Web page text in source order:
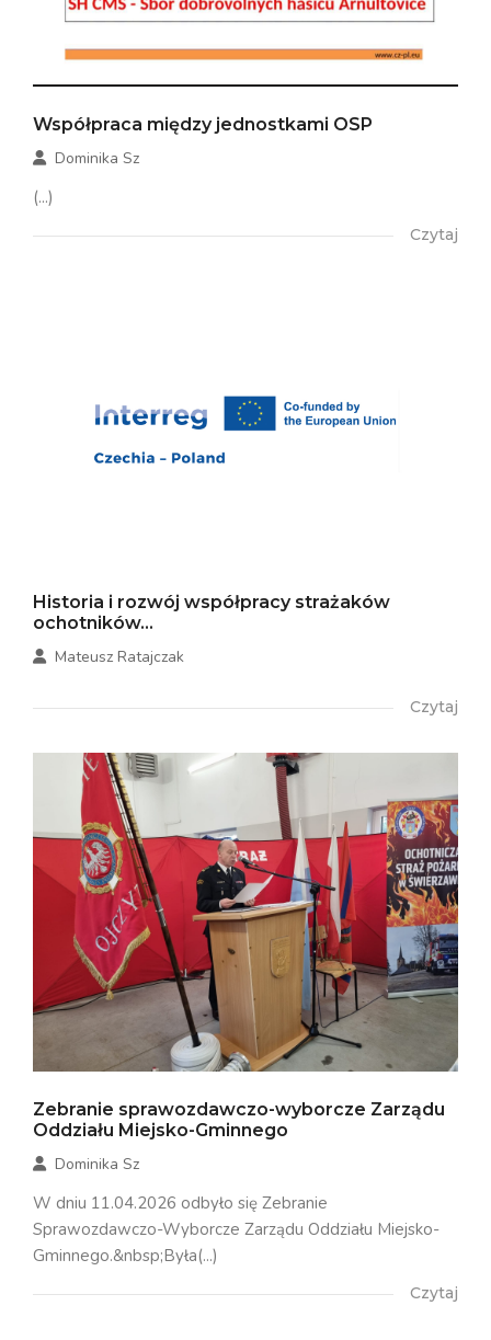
Współpraca między jednostkami OSP
Dominika Sz
(...)
Czytaj
Historia i rozwój współpracy strażaków
ochotników...
Mateusz Ratajczak
Czytaj
Zebranie sprawozdawczo-wyborcze Zarządu
Oddziału Miejsko-Gminnego
Dominika Sz
W dniu 11.04.2026 odbyło się Zebranie
Sprawozdawczo-Wyborcze Zarządu Oddziału Miejsko-
Gminnego.&nbsp;Była(...)
Czytaj